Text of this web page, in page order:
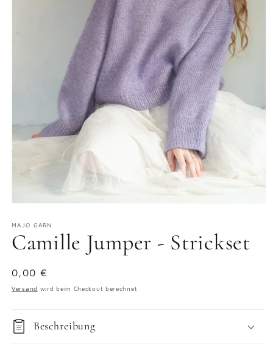
in
Modal
öffnen
MAJO GARN
Camille Jumper - Strickset
Normaler
Preis
0,00 €
Versand wird beim Checkout berechnet
Beschreibung